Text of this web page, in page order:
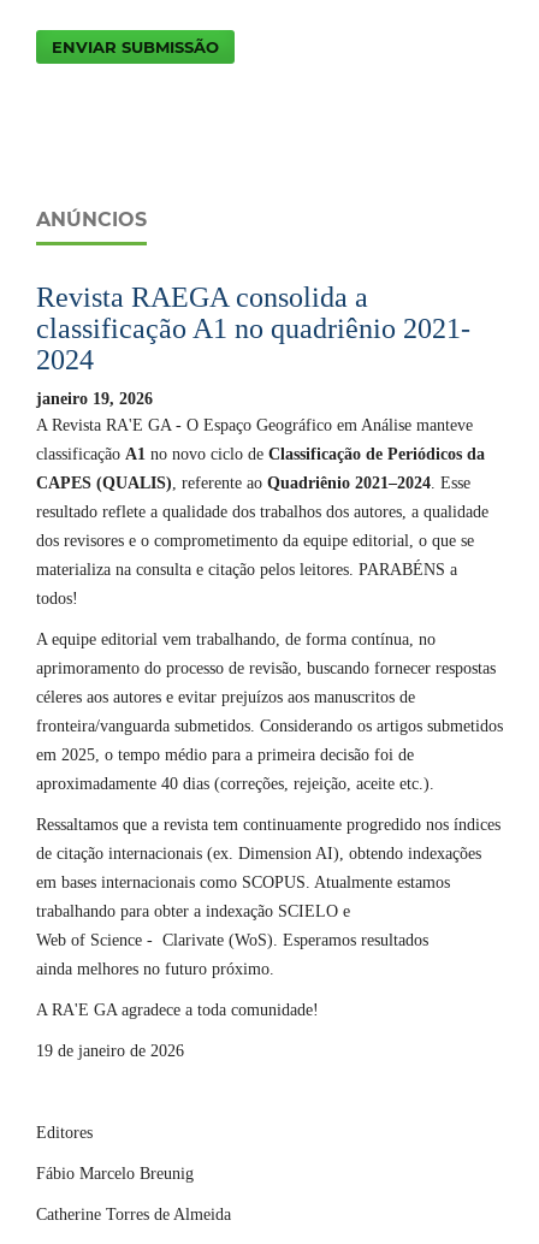
ENVIAR SUBMISSÃO
ANÚNCIOS
Revista RAEGA consolida a
classificação A1 no quadriênio 2021-
2024
janeiro 19, 2026
A Revista RA'E GA - O Espaço Geográfico em Análise manteve
classificação A1 no novo ciclo de Classificação de Periódicos da
CAPES (QUALIS) , referente ao Quadriênio 2021–2024 . Esse
resultado reflete a qualidade dos trabalhos dos autores, a qualidade
dos revisores e o comprometimento da equipe editorial, o que se
materializa na consulta e citação pelos leitores. PARABÉNS a
todos!
A equipe editorial vem trabalhando, de forma contínua, no
aprimoramento do processo de revisão, buscando fornecer respostas
céleres aos autores e evitar prejuízos aos manuscritos de
fronteira/vanguarda submetidos. Considerando os artigos submetidos
em 2025, o tempo médio para a primeira decisão foi de
aproximadamente 40 dias (correções, rejeição, aceite etc.).
Ressaltamos que a revista tem continuamente progredido nos índices
de citação internacionais (ex. Dimension AI), obtendo indexações
em bases internacionais como SCOPUS. Atualmente estamos
trabalhando para obter a indexação SCIELO e
Web of Science - Clarivate (WoS). Esperamos resultados
ainda melhores no futuro próximo.
A RA'E GA agradece a toda comunidade!
19 de janeiro de 2026
Editores
Fábio Marcelo Breunig
Catherine Torres de Almeida